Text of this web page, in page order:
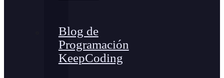
Blog de
Programación
KeepCoding